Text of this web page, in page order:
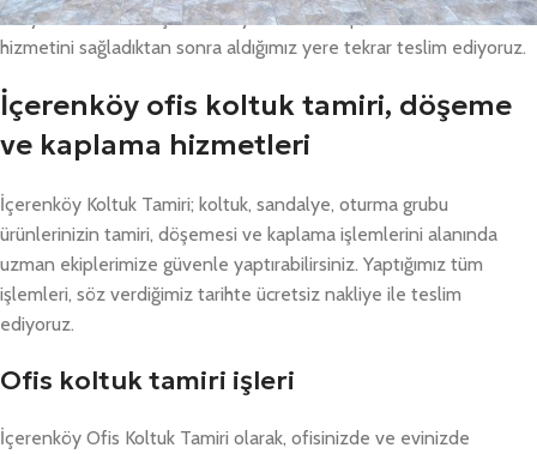
veriyoruz. Kendi araçlarımızla yerinizden alıp, teknik servis
hizmetini sağladıktan sonra aldığımız yere tekrar teslim ediyoruz.
İçerenköy ofis koltuk tamiri, döşeme
ve kaplama hizmetleri
İçerenköy Koltuk Tamiri; koltuk, sandalye, oturma grubu
ürünlerinizin tamiri, döşemesi ve kaplama işlemlerini alanında
uzman ekiplerimize güvenle yaptırabilirsiniz. Yaptığımız tüm
işlemleri, söz verdiğimiz tarihte ücretsiz nakliye ile teslim
ediyoruz.
Ofis koltuk tamiri işleri
İçerenköy Ofis Koltuk Tamiri olarak, ofisinizde ve evinizde